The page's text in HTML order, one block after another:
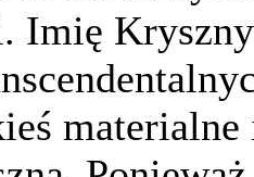
Imię